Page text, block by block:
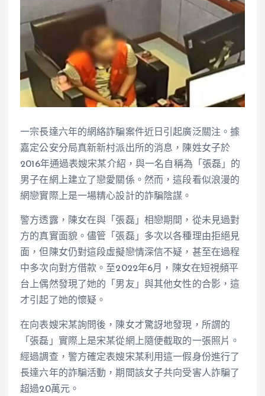
一宗長達六年的網絡詐騙案件近日引起廣泛關注。據
嘉定公安分局真新新村派出所的消息，陳姓女子於
2016年通過表嫂宋某介紹，與一名自稱為「張磊」的
男子在網上建立了戀愛關係。然而，這段看似浪漫的
網戀實際上是一場精心設計的詐騙陰謀。
警方透露，陳女在與「張磊」相戀期間，從未見過對
方的真實面貌。儘管「張磊」多次以各種理由拒絕見
面，但陳女仍對這段虛擬戀情深信不疑，甚至在過程
中多次向對方借款。至2022年6月，陳女在短視頻平
台上偶然發現了她的「男友」與其他女性的合影，這
才引起了她的懷疑。
在向表嫂宋某詢問後，陳女才驚訝地發現，所謂的
「張磊」實際上是宋某從網上隨便截取的一張照片。
經過調查，警方確定表嫂宋某利用這一假身份進行了
長達六年的詐騙活動，期間該女子共向受害人詐騙了
超過20萬元。